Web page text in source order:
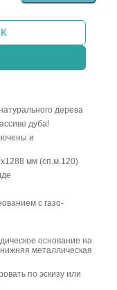
дерева
дуба!
и
мм (сп.м.120)
с газо-
основание на
металлическая
по эскизу или